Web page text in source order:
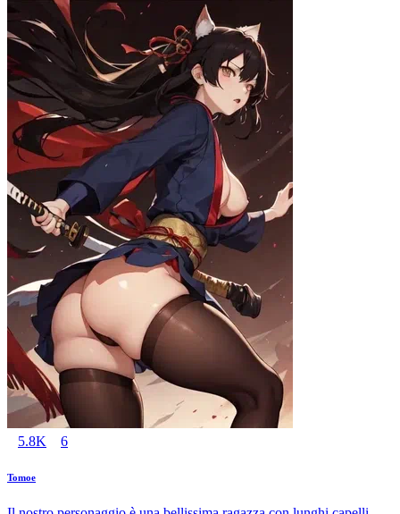
5.8K 6
Tomoe